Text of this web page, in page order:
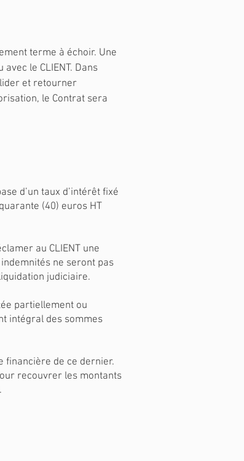
terme à échoir. Une
le CLIENT. Dans
et retourner
le Contrat sera
d’un taux d’intérêt fixé
(40) euros HT
au CLIENT une
ne seront pas
judiciaire.
partiellement ou
intégral des sommes
financière de ce dernier.
recouvrer les montants